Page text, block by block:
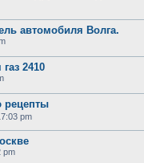
автомобиля Волга.
2410
рецепты
pm
pm